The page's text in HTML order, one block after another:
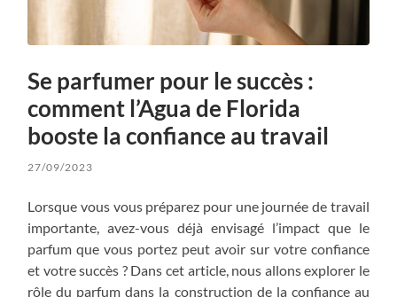
Se parfumer pour le succès :
comment l’Agua de Florida
booste la confiance au travail
27/09/2023
Lorsque vous vous préparez pour une journée de travail
importante, avez-vous déjà envisagé l’impact que le
parfum que vous portez peut avoir sur votre confiance
et votre succès ? Dans cet article, nous allons explorer le
rôle du parfum dans la construction de la confiance au